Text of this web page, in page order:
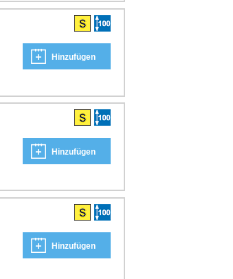
Hinzufügen
Hinzufügen
Hinzufügen